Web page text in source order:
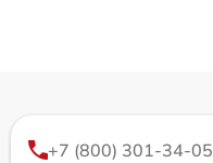
+7 (800) 301-34-05